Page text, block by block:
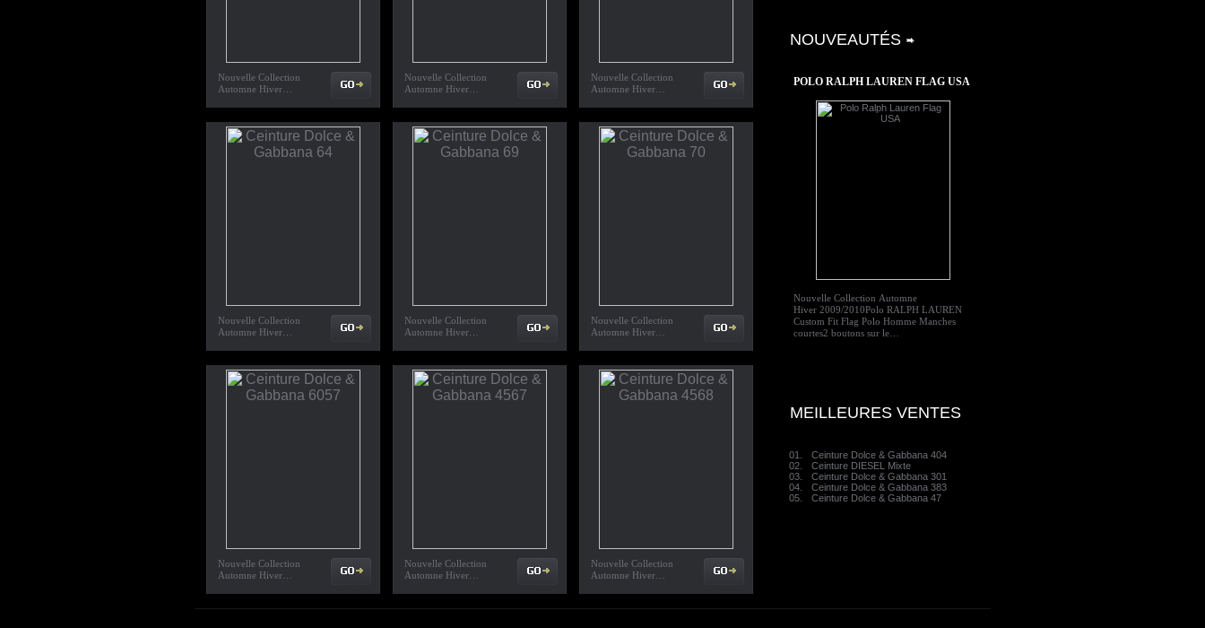
Nouvelle Collection
Automne Hiver…
Nouvelle Collection
Automne Hiver…
Nouvelle Collection
Automne Hiver…
Nouvelle Collection
Automne Hiver…
Nouvelle Collection
Automne Hiver…
Nouvelle Collection
Automne Hiver…
Nouvelle Collection
Automne Hiver…
Nouvelle Collection
Automne Hiver…
Nouvelle Collection
Automne Hiver…
NOUVEAUTÉS
POLO RALPH LAUREN FLAG USA
Nouvelle Collection Automne
Hiver 2009/2010Polo RALPH LAUREN
Custom Fit Flag Polo Homme Manches
courtes2 boutons sur le…
MEILLEURES VENTES
01.
Ceinture Dolce & Gabbana 404
02.
Ceinture DIESEL Mixte
03.
Ceinture Dolce & Gabbana 301
04.
Ceinture Dolce & Gabbana 383
05.
Ceinture Dolce & Gabbana 47